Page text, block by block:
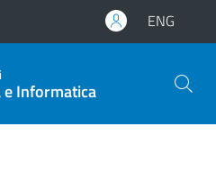
ENG
Informatica